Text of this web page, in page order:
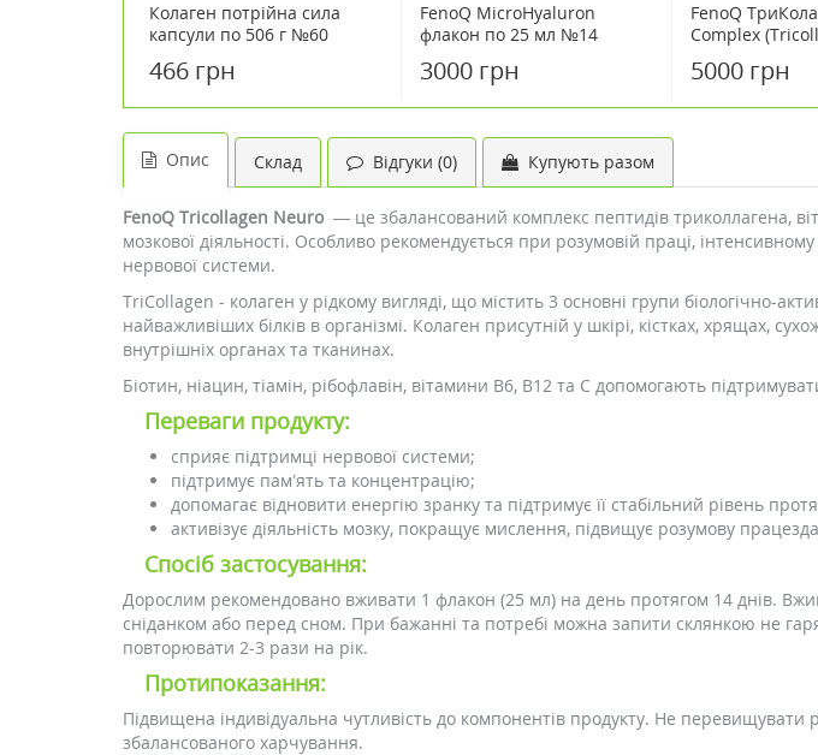
Колаген потрійна сила
капсули по 506 г №60
466 грн
FenoQ MicroHyaluron
флакон по 25 мл №14
3000 грн
FenoQ
Complex
флакон по 25
5000 грн
Опис Склад Відгуки (0) Купують разом
FenoQ Tricollagen Neuro— це збалансований комплекс пептидів триколлагена,
мозкової діяльності. Особливо рекомендується при розумовій праці,
нервової системи.
TriCollagen - колаген у рідкому вигляді, що містить 3 основні групи біологічно-
найважливіших білків в організмі. Колаген присутній у шкірі, кістках, хрящах,
внутрішніх органах та тканинах.
Біотин, ніацин, тіамін, рібофлавін, вітамини B6, B12 та C допомогають
Переваги продукту:
сприяє підтримці нервової системи;
підтримує пам’ять та концентрацію;
допомагає відновити енергію зранку та підтримує її стабільний рівень
активізує діяльність мозку, покращує мислення, підвищує розумову
Спосіб застосування:
Дорослим рекомендовано вживати 1 флакон (25 мл) на день протягом 14 днів.
сніданком або перед сном. При бажанні та потребі можна запити склянкою не
повторювати 2-3 рази на рік.
Протипоказання:
Підвищена індивідуальна чутливість до компонентів продукту. Не
збалансованого харчування.